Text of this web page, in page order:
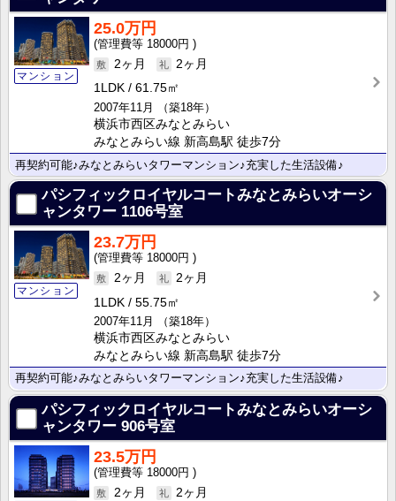
マンション
25.0万円
18000円
2ヶ月
2ヶ月
1LDK
61.75㎡
2007年11月
（築18年）
横浜市西区みなとみらい
みなとみらい線 新高島駅 徒歩7分
再契約可能♪みなとみらいタワーマンション♪充実した生活設備♪
パシフィックロイヤルコートみなとみらいオーシ
ャンタワー 1106号室
マンション
23.7万円
18000円
2ヶ月
2ヶ月
1LDK
55.75㎡
2007年11月
（築18年）
横浜市西区みなとみらい
みなとみらい線 新高島駅 徒歩7分
再契約可能♪みなとみらいタワーマンション♪充実した生活設備♪
パシフィックロイヤルコートみなとみらいオーシ
ャンタワー 906号室
23.5万円
18000円
2ヶ月
2ヶ月